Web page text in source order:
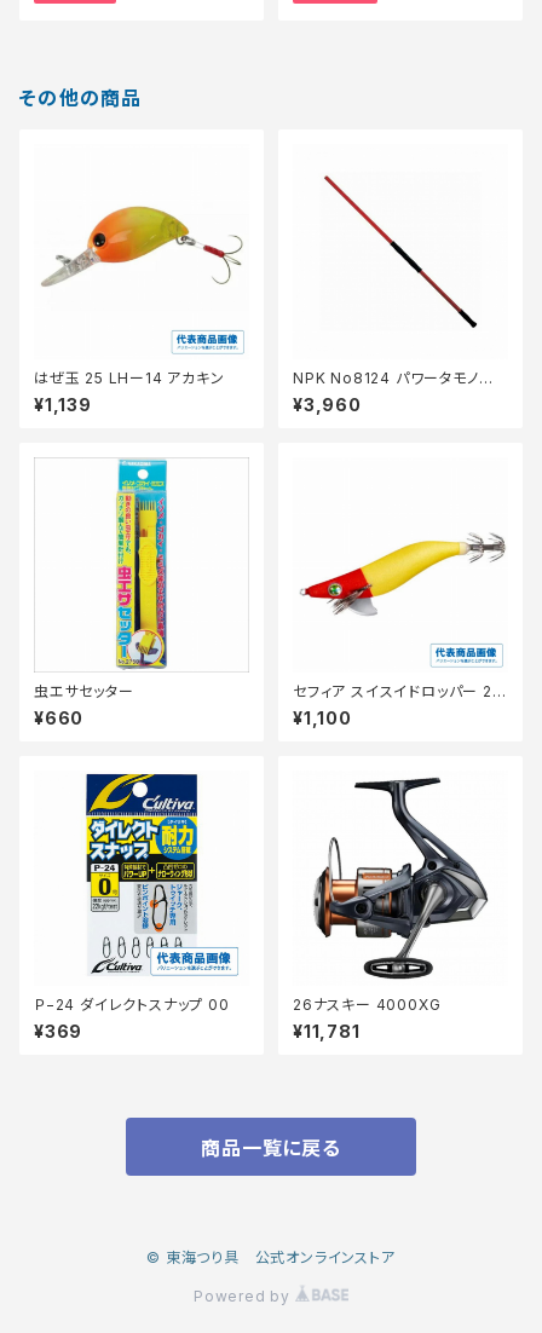
その他の商品
はぜ玉 25 LHー14 アカキン
¥1,139
NPK No8124 パワータモノエ 1
50センチ
¥3,960
虫エサセッター
¥660
セフィア スイスイドロッパー 2.5
号 QS-Z25Y アカミドリ 001
¥1,100
Ｐ−24 ダイレクトスナップ 00
¥369
26ナスキー 4000XG
¥11,781
商品一覧に戻る
© 東海つり具 公式オンラインストア
Powered by